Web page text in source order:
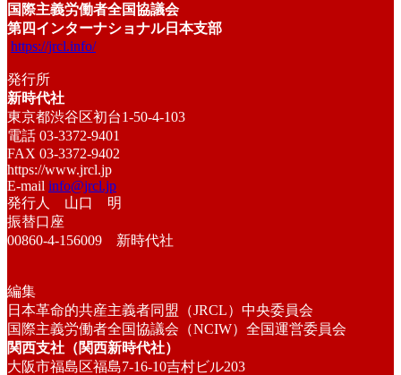
国際主義労働者全国協議会
第四インターナショナル日本支部
https://jrcl.info/
発行所
新時代社
東京都渋谷区初台1-50-4-103
電話 03-3372-9401
FAX 03-3372-9402
https://www.jrcl.jp
E-mail info@jrcl.jp
発行人 山口 明
振替口座
00860-4-156009 新時代社
編集
日本革命的共産主義者同盟（JRCL）中央委員会
国際主義労働者全国協議会（NCIW）全国運営委員会
関西支社（関西新時代社）
大阪市福島区福島7-16-10吉村ビル203